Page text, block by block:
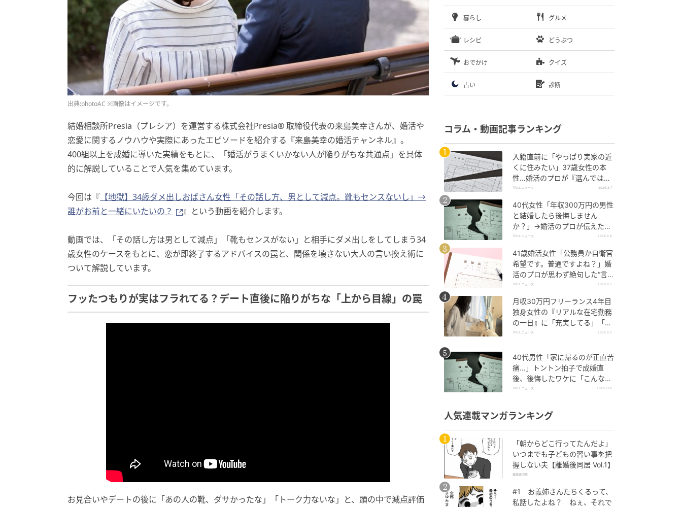
出典:photoAC ※画像はイメージです。
結婚相談所Presia（プレシア）を運営する株式会社Presia® 取締役代表の来島美幸さんが、婚活や
恋愛に関するノウハウや実際にあったエピソードを紹介する『来島美幸の婚活チャンネル』。
400組以上を成婚に導いた実績をもとに、「婚活がうまくいかない人が陥りがちな共通点」を具体
的に解説していることで人気を集めています。
今回は『 【地獄】34歳ダメ出しおばさん女性「その話し方、男として減点。靴もセンスないし」→
誰がお前と一緒にいたいの？
』という動画を紹介します。
動画では、「その話し方は男として減点」「靴もセンスがない」と相手にダメ出しをしてしまう34
歳女性のケースをもとに、恋が即終了するアドバイスの罠と、関係を壊さない大人の言い換え術に
ついて解説しています。
フッたつもりが実はフラれてる？デート直後に陥りがちな「上から目線」の罠
お見合いやデートの後に「あの人の靴、ダサかったな」「トーク力ないな」と、頭の中で減点評価
暮らし グルメ
レシピ どうぶつ
おでかけ クイズ
占い 診断
コラム・動画記事ランキング
入籍直前に「やっぱり実家の近
くに住みたい」37歳女性の本
性…婚活のプロが『選んではい
けない』と語る相手の特徴は？
TRILL ニュース 2026.8.7
40代女性「年収300万円の男性
と結婚したら後悔しません
か？」→婚活のプロが伝えた正
論
TRILL ニュース 2026.8.6
41歳婚活女性「公務員か自衛官
希望です。普通ですよね？」婚
活のプロが思わず絶句した“言い
分”
TRILL ニュース 2026.8.5
月収30万円フリーランス4年目
独身女性の『リアルな在宅勤務
の一日』に「充実してる」「応
援しています」
TRILL ニュース 2026.8.5
40代男性「家に帰るのが正直苦
痛…」トントン拍子で成婚直
後、後悔したワケに「こんなは
ずじゃなかった」
TRILL ニュース 2026.7.28
人気連載マンガランキング
「朝からどこ行ってたんだよ」
いつまでも子どもの習い事を把
握しない夫【離婚後同居 Vol.1】
離婚後同居
#1 お義姉さんたちくるって、
私話したよね？ ねぇ、それで